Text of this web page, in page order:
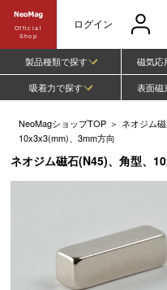
Official
Shop
ログイン
製品種類で探す 磁気応
吸着力で探す
表面磁
NeoMagショップTOP ＞ ネオジム磁
10x3x3(mm)、3mm方向
ネオジム磁石(N45)、角型、